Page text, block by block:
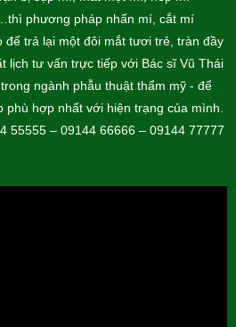
phương pháp nhấn mí, cắt mí
để trả lại một đôi mắt tươi trẻ, tràn đầy
lịch tư vấn trực tiếp với Bác sĩ Vũ Thái
ngành phẫu thuật thẩm mỹ - để
hợp nhất với hiện trạng của mình.
55555 – 09144 66666 – 09144 77777